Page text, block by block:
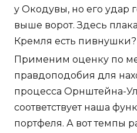
у Окодувы, но его удар
выше ворот. Здесь
Кремля есть пивнушки?
Применим оценку по
правдоподобия для
процесса Орнштейна-
соответствует наша
портфеля. А вот темпы